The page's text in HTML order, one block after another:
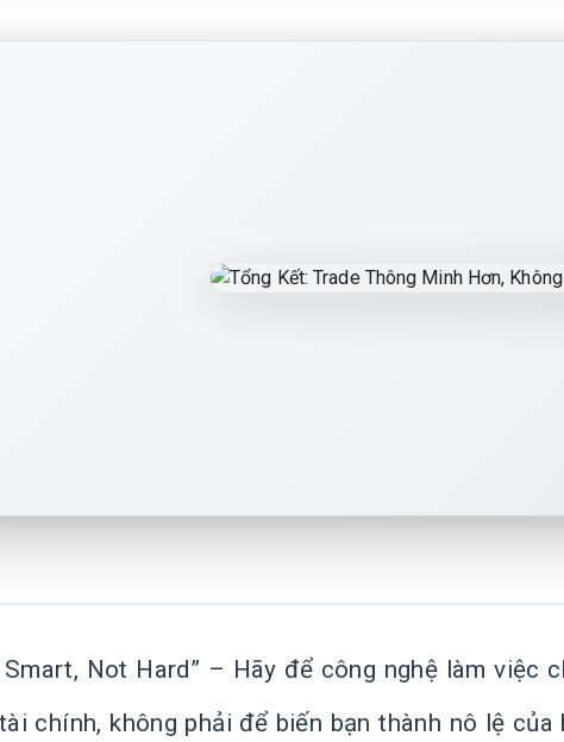
Smart, Not Hard” – Hãy để công nghệ làm việc
chính, không phải để biến bạn thành nô lệ của